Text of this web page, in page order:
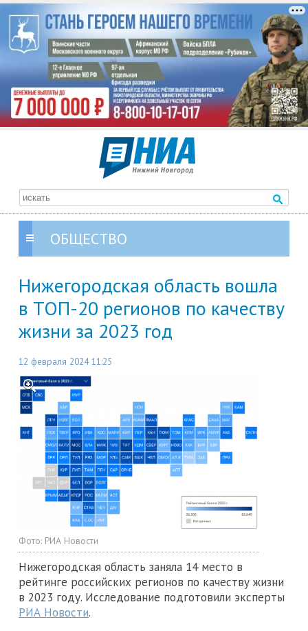
ОБЩЕСТВО
Нижегородская область вошла
в ТОП-20 регионов по качеству
жизни за 2023 год
12 февраля 2024 11:25
Фото: РИА Новости
Нижегородская область заняла 14 место в
рейтинге российских регионов по качеству жизни
в 2023 году. Исследование подготовили эксперты
РИА Новости.